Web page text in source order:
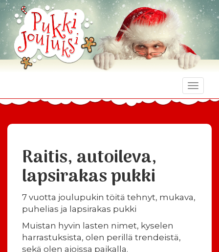
Toggle
Raitis, autoileva,
lapsirakas pukki
7 vuotta joulupukin töitä tehnyt, mukava,
puhelias ja lapsirakas pukki
Muistan hyvin lasten nimet, kyselen
harrastuksista, olen perillä trendeistä,
sekä olen ajoissa paikalla.